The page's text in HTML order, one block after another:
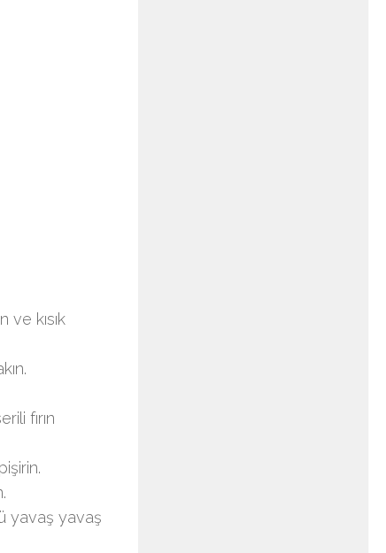
ve kısık
fırın
yavaş yavaş